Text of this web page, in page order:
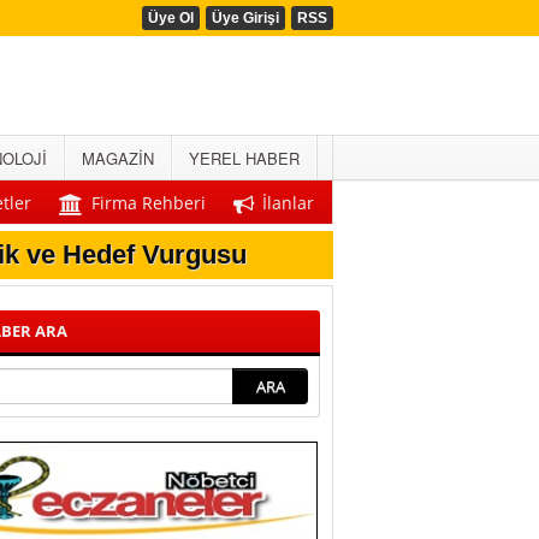
Üye Ol Üye Girişi RSS
MAGAZİN
YEREL HABER
Firma Rehberi İlanlar
Duyuru!
ve Hedef Vurgusu
Protokolü
ARA